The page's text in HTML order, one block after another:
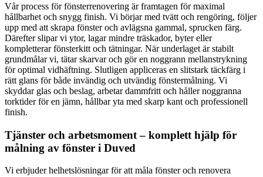
Vår process för fönsterrenovering är framtagen för maximal
hållbarhet och snygg finish. Vi börjar med tvätt och rengöring, följer
upp med att skrapa fönster och avlägsna gammal, sprucken färg.
Därefter slipar vi ytor, lagar mindre träskador, byter eller
kompletterar fönsterkitt och tätningar. När underlaget är stabilt
grundmålar vi, tätar skarvar och gör en noggrann mellanstrykning
för optimal vidhäftning. Slutligen appliceras en slitstark täckfärg i
rätt glans för både invändig och utvändig fönstermålning. Vi
skyddar glas och beslag, arbetar dammfritt och håller noggranna
torktider för en jämn, hållbar yta med skarp kant och professionell
finish.
Tjänster och arbetsmoment – komplett hjälp för
målning av fönster i Duved
Vi erbjuder helhetslösningar för att måla fönster och renovera